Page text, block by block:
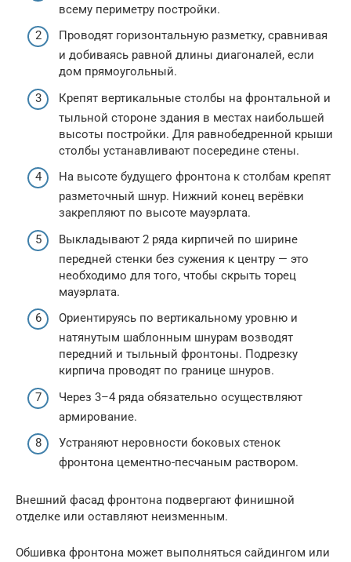
всему периметру постройки.
Проводят горизонтальную разметку, сравнивая
и добиваясь равной длины диагоналей, если
дом прямоугольный.
Крепят вертикальные столбы на фронтальной и
тыльной стороне здания в местах наибольшей
высоты постройки. Для равнобедренной крыши
столбы устанавливают посередине стены.
На высоте будущего фронтона к столбам крепят
разметочный шнур. Нижний конец верёвки
закрепляют по высоте мауэрлата.
Выкладывают 2 ряда кирпичей по ширине
передней стенки без сужения к центру — это
необходимо для того, чтобы скрыть торец
мауэрлата.
Ориентируясь по вертикальному уровню и
натянутым шаблонным шнурам возводят
передний и тыльный фронтоны. Подрезку
кирпича проводят по границе шнуров.
Через 3–4 ряда обязательно осуществляют
армирование.
Устраняют неровности боковых стенок
фронтона цементно-песчаным раствором.
Внешний фасад фронтона подвергают финишной
отделке или оставляют неизменным.
Обшивка фронтона может выполняться сайдингом или